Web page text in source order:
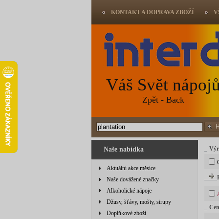
Naše nabídka
Aktuální akce měsíce
Naše dovážené značky
Alkoholické nápoje
Džusy, šťávy, mošty, sirupy
Doplňkové zboží
KONTAKT A DOPRAVA ZBOŽÍ
Váš Svět
Zpět - Back